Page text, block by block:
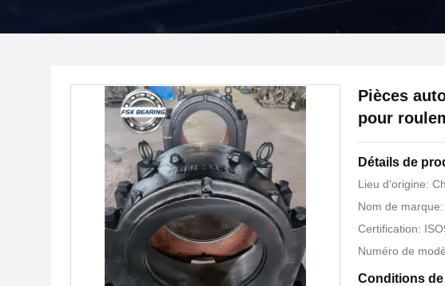
Pièces
pour
Détails de
Lieu d'origine:
Nom de
Certification:
Numéro de
Conditions